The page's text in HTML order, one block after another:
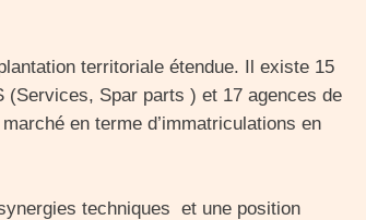
territoriale étendue. Il existe 15
Spar parts ) et 17 agences de
en terme d’immatriculations en
techniques et une position